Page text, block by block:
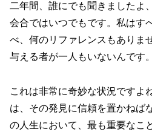
二年間、誰にでも聞きましたよ
会合ではいつでもです。私はす
べ、何のリファレンスもありま
与える者が一人もいないんです。
これは非常に奇妙な状況ですよ
は、その発見に信頼を置かねば
の人生において、最も重要なこ